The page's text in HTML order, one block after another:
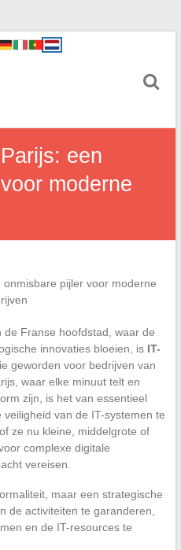
een
moderne
Franse hoofdstad, waar de
innovaties bloeien, is IT-
geworden voor bedrijven van
waar elke minuut telt en
zijn, is het van essentieel
van de IT-systemen te
ze nu kleine, middelgrote of
complexe digitale
vereisen.
maar een strategische
de activiteiten te garanderen,
en de IT-resources te